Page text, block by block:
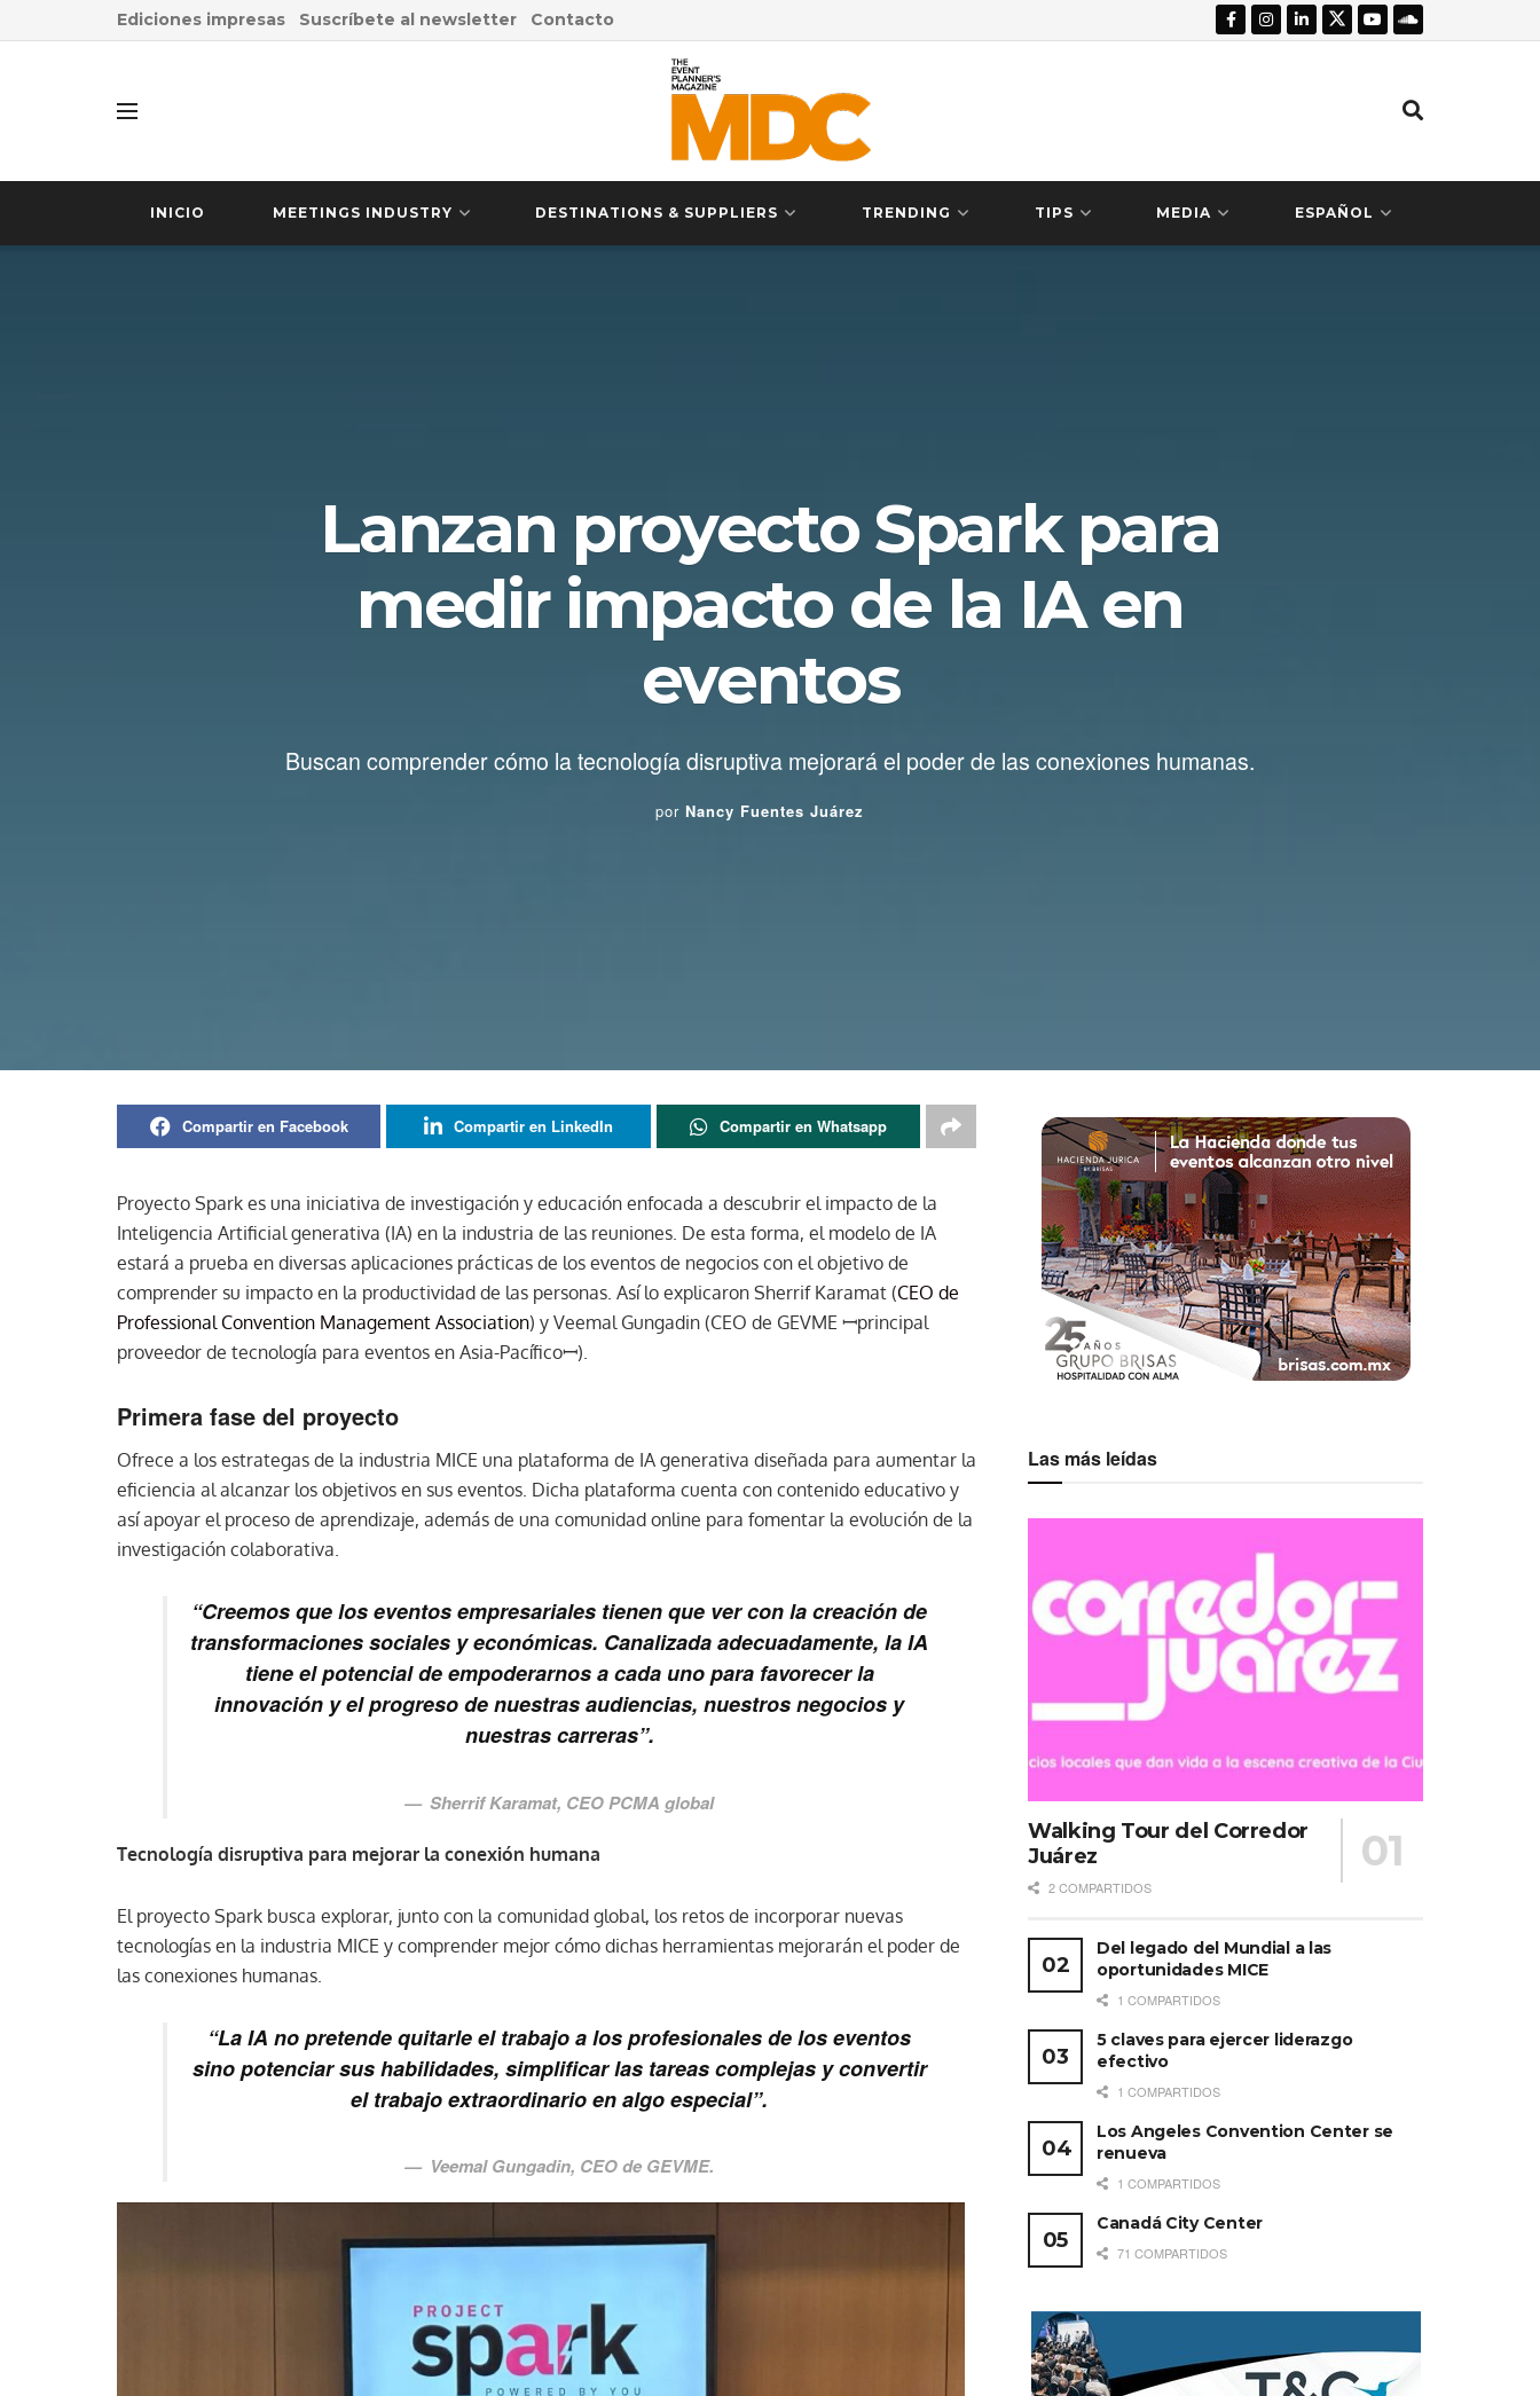
Ediciones impresas Suscríbete al newsletter Contacto
INICIO MEETINGS INDUSTRY DESTINATIONS & SUPPLIERS TRENDING TIPS MEDIA ESPAÑOL
Lanzan proyecto Spark para
medir impacto de la IA en
eventos
Buscan comprender cómo la tecnología disruptiva mejorará el poder de las conexiones humanas.
por Nancy Fuentes Juárez
Compartir en Facebook Compartir en LinkedIn Compartir en Whatsapp
Proyecto Spark es una iniciativa de investigación y educación enfocada a descubrir el impacto de la
Inteligencia Artificial generativa (IA) en la industria de las reuniones. De esta forma, el modelo de IA
estará a prueba en diversas aplicaciones prácticas de los eventos de negocios con el objetivo de
comprender su impacto en la productividad de las personas. Así lo explicaron Sherrif Karamat (CEO de
Professional Convention Management Association) y Veemal Gungadin (CEO de GEVME ꟷprincipal
proveedor de tecnología para eventos en Asia-Pacíficoꟷ).
Primera fase del proyecto
Ofrece a los estrategas de la industria MICE una plataforma de IA generativa diseñada para aumentar la
eficiencia al alcanzar los objetivos en sus eventos. Dicha plataforma cuenta con contenido educativo y
así apoyar el proceso de aprendizaje, además de una comunidad online para fomentar la evolución de la
investigación colaborativa.
“Creemos que los eventos empresariales tienen que ver con la creación de
transformaciones sociales y económicas. Canalizada adecuadamente, la IA
tiene el potencial de empoderarnos a cada uno para favorecer la
innovación y el progreso de nuestras audiencias, nuestros negocios y
nuestras carreras”.
Sherrif Karamat, CEO PCMA global
Tecnología disruptiva para mejorar la conexión humana
El proyecto Spark busca explorar, junto con la comunidad global, los retos de incorporar nuevas
tecnologías en la industria MICE y comprender mejor cómo dichas herramientas mejorarán el poder de
las conexiones humanas.
“La IA no pretende quitarle el trabajo a los profesionales de los eventos
sino potenciar sus habilidades, simplificar las tareas complejas y convertir
el trabajo extraordinario en algo especial”.
Veemal Gungadin, CEO de GEVME.
Las más leídas
Walking Tour del Corredor
Juárez
2 COMPARTIDOS
Del legado del Mundial a las
oportunidades MICE
1 COMPARTIDOS
5 claves para ejercer liderazgo
efectivo
1 COMPARTIDOS
Los Angeles Convention Center se
renueva
1 COMPARTIDOS
Canadá City Center
71 COMPARTIDOS